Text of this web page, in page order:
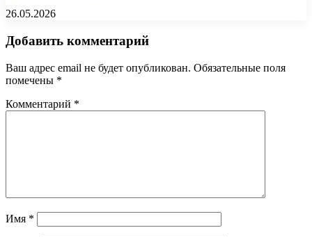
26.05.2026
Добавить комментарий
Ваш адрес email не будет опубликован. Обязательные поля
помечены *
Комментарий *
Имя *